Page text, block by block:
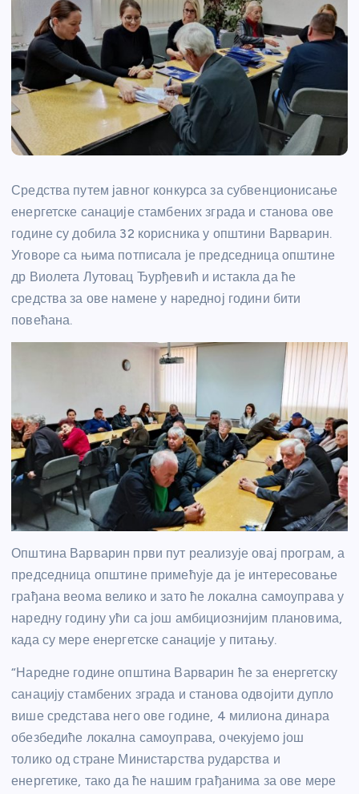
Средства путем јавног конкурса за субвенционисање
енергетске санације стамбених зграда и станова ове
године су добила 32 корисника у општини Варварин.
Уговоре са њима потписала је председница општине
др Виолета Лутовац Ђурђевић и истакла да ће
средства за ове намене у наредној години бити
повећана.
Општина Варварин први пут реализује овај програм, а
председница општине примећује да је интересовање
грађана веома велико и зато ће локална самоуправа у
наредну годину ући са још амбициознијим плановима,
када су мере енергетске санације у питању.
“Наредне године општина Варварин ће за енергетску
санацију стамбених зграда и станова одвојити дупло
више средстава него ове године, 4 милиона динара
обезбедиће локална самоуправа, очекујемо још
толико од стране Министарства рударства и
енергетике, тако да ће нашим грађанима за ове мере